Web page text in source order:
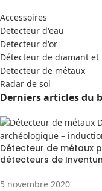
Accessoires
Detecteur d'eau
Detecteur d'or
Détecteur de diamant
Detecteur de métaux
Radar de sol
Derniers articles du
Détecteur de métaux
détecteurs de
5 novembre 2020